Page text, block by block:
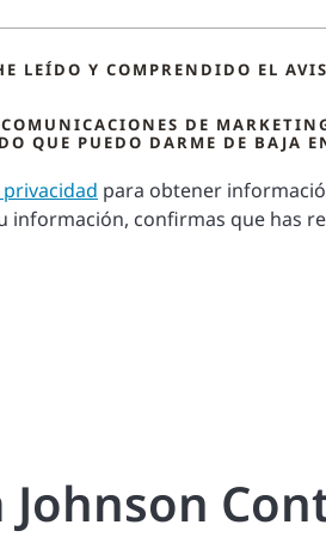
LEÍDO Y COMPRENDIDO EL
DE
QUE PUEDO DARME DE BAJA
para obtener
información, confirmas que has
Johnson